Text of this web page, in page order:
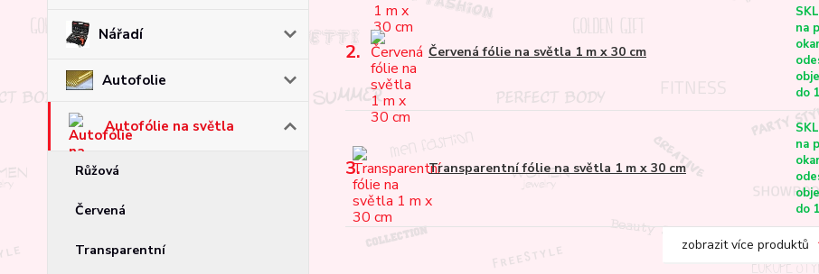
Nářadí
Autofolie
Autofólie na světla
Růžová
Červená
Transparentní
2. Červená fólie na světla 1 m x 30 cm
na
do
3. Transparentní fólie na světla 1 m x 30 cm
na
do
zobrazit více produktů